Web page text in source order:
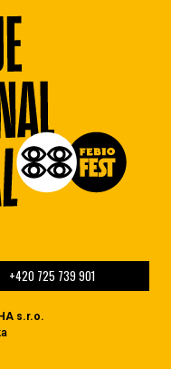
+420 725 739 901
s.r.o.